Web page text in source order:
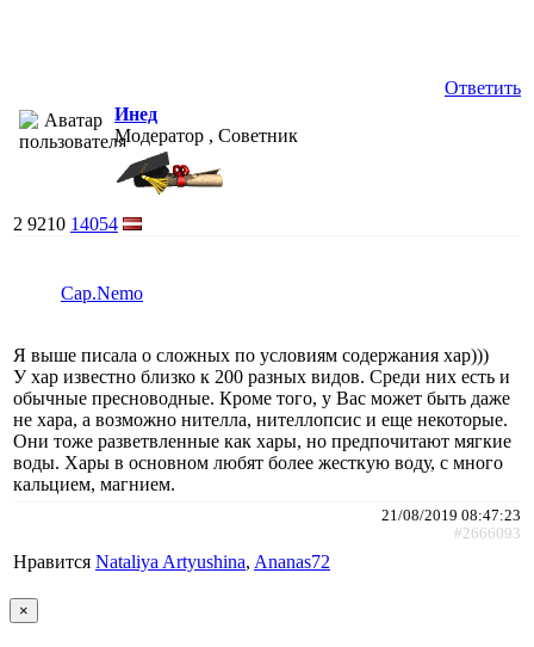
Ответить
Инед
Модератор , Советник
2 9210 14054
Cap.Nemo
Я выше писала о сложных по условиям содержания хар)))
У хар известно близко к 200 разных видов. Среди них есть и
обычные пресноводные. Кроме того, у Вас может быть даже
не хара, а возможно нителла, нителлопсис и еще некоторые.
Они тоже разветвленные как хары, но предпочитают мягкие
воды. Хары в основном любят более жесткую воду, с много
кальцием, магнием.
21/08/2019 08:47:23
#2666093
Нравится Nataliya Artyushina, Ananas72
×